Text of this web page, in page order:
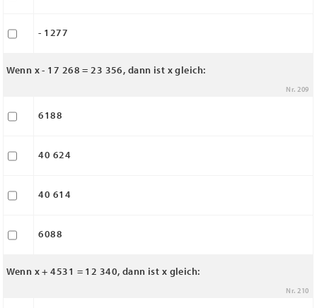
- 1277
Wenn x - 17 268 = 23 356, dann ist x gleich:
Nr. 209
6188
40 624
40 614
6088
Wenn x + 4531 = 12 340, dann ist x gleich:
Nr. 210